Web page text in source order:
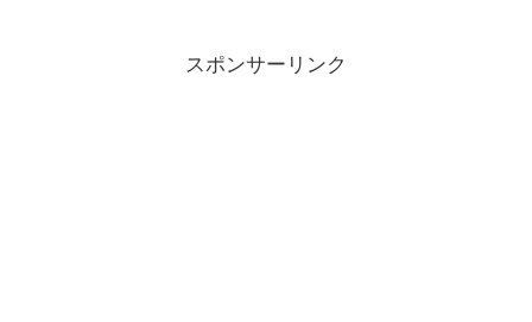
スポンサーリンク